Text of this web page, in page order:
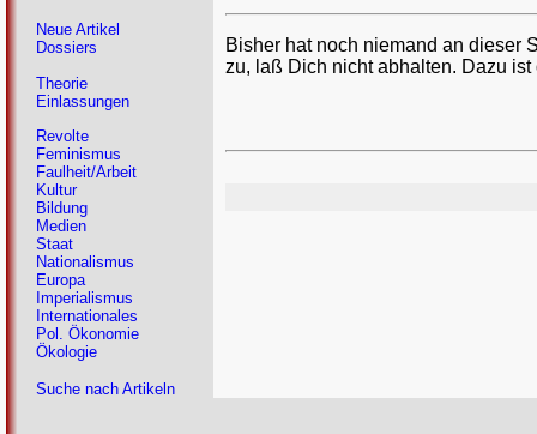
Bisher hat noch niemand an dieser
zu, laß Dich nicht abhalten. Dazu
Neue Artikel
Dossiers
Theorie
Einlassungen
Revolte
Feminismus
Faulheit/Arbeit
Kultur
Bildung
Medien
Staat
Nationalismus
Europa
Imperialismus
Internationales
Pol. Ökonomie
Ökologie
Suche nach Artikeln